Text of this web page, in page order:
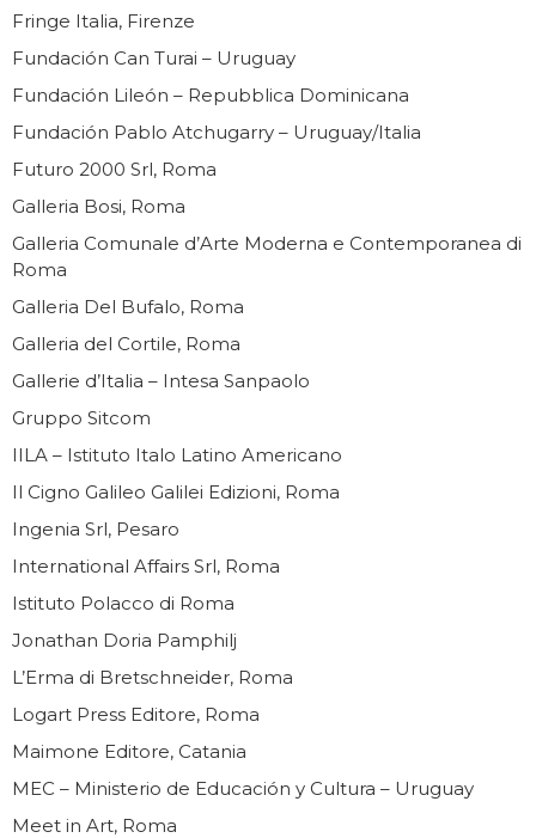
Fringe Italia, Firenze
Fundación Can Turai – Uruguay
Fundación Lileón – Repubblica Dominicana
Fundación Pablo Atchugarry – Uruguay/Italia
Futuro 2000 Srl, Roma
Galleria Bosi, Roma
Galleria Comunale d’Arte Moderna e Contemporanea di
Roma
Galleria Del Bufalo, Roma
Galleria del Cortile, Roma
Gallerie d’Italia – Intesa Sanpaolo
Gruppo Sitcom
IILA – Istituto Italo Latino Americano
Il Cigno Galileo Galilei Edizioni, Roma
Ingenia Srl, Pesaro
International Affairs Srl, Roma
Istituto Polacco di Roma
Jonathan Doria Pamphilj
L’Erma di Bretschneider, Roma
Logart Press Editore, Roma
Maimone Editore, Catania
MEC – Ministerio de Educación y Cultura – Uruguay
Meet in Art, Roma